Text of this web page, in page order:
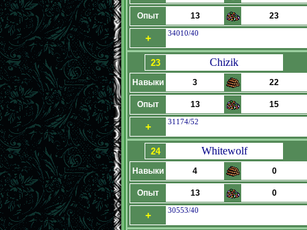
Опыт 13 23
+ 34010/40
23 Chizik
Навыки 3 22
Опыт 13 15
+ 31174/52
24 Whitewolf
Навыки 4 0
Опыт 13 0
+ 30553/40